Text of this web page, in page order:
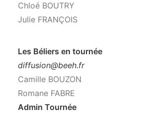
Chloé BOUTRY
Julie FRANÇOIS
Les Béliers en tournée
diffusion@beeh.fr
Camille BOUZON
Romane FABRE
Admin Tournée